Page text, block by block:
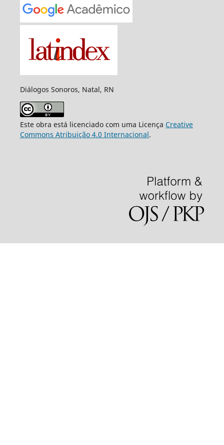
Diálogos Sonoros, Natal, RN
Este obra está licenciado com uma Licença Creative
Commons Atribuição 4.0 Internacional.